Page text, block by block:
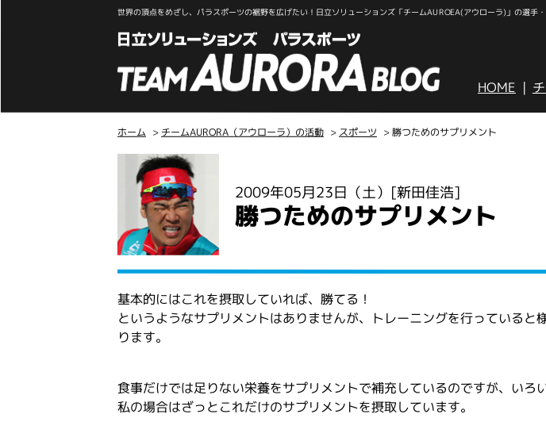
世界の頂点をめざし、パラスポーツの裾野を広げたい！日立ソリューションズ「チームAUROEA(アウローラ)」の選手
HOME
ホーム > チームAURORA（アウローラ）の活動 > スポーツ > 勝つためのサプリメント
2009年05月23日（土） [新田佳浩]
勝つためのサプリメント
基本的にはこれを摂取していれば、勝てる！
というようなサプリメントはありませんが、トレーニングを行っていると
ります。
食事だけでは足りない栄養をサプリメントで補充しているのですが、いろ
私の場合はざっとこれだけのサプリメントを摂取しています。